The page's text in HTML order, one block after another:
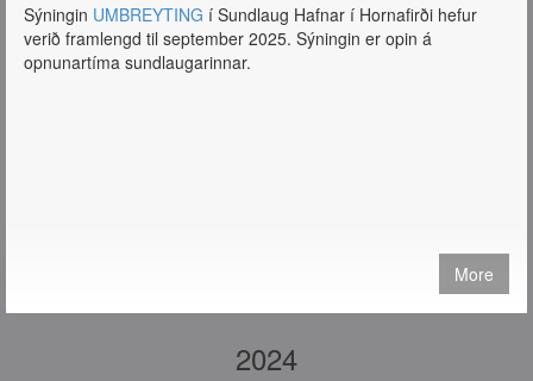
Sýningin UMBREYTING í Sundlaug Hafnar í Hornafirði hefur
verið framlengd til september 2025. Sýningin er opin á
opnunartíma sundlaugarinnar.
More
2024